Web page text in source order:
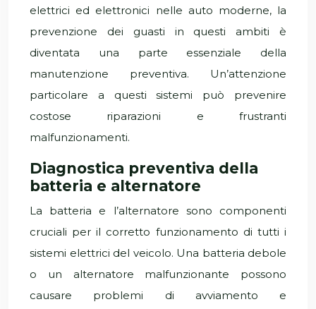
elettrici ed elettronici nelle auto moderne, la
prevenzione dei guasti in questi ambiti è
diventata una parte essenziale della
manutenzione preventiva. Un’attenzione
particolare a questi sistemi può prevenire
costose riparazioni e frustranti
malfunzionamenti.
Diagnostica preventiva della
batteria e alternatore
La batteria e l’alternatore sono componenti
cruciali per il corretto funzionamento di tutti i
sistemi elettrici del veicolo. Una batteria debole
o un alternatore malfunzionante possono
causare problemi di avviamento e